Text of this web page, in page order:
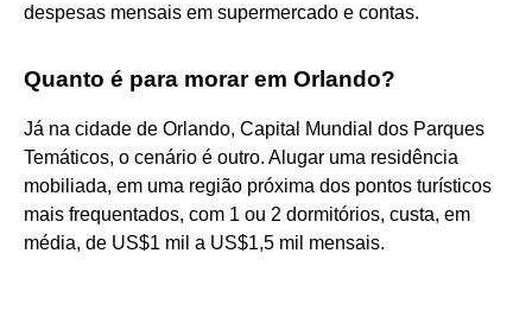
despesas mensais em supermercado e contas.
Quanto é para morar em Orlando?
Já na cidade de Orlando, Capital Mundial dos Parques
Temáticos, o cenário é outro. Alugar uma residência
mobiliada, em uma região próxima dos pontos turísticos
mais frequentados, com 1 ou 2 dormitórios, custa, em
média, de US$1 mil a US$1,5 mil mensais.